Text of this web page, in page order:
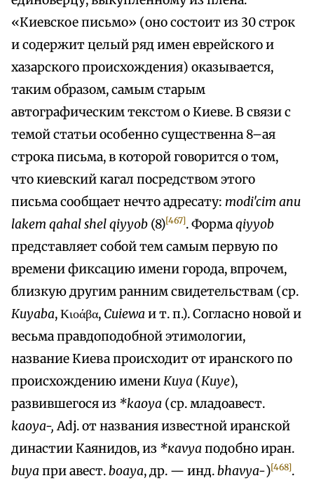
«Киевское письмо» (оно состоит из 30 строк
и содержит целый ряд имен еврейского и
хазарского происхождения) оказывается,
таким образом, самым старым
автографическим текстом о Киеве. В связи с
темой статьи особенно существенна 8–ая
строка письма, в которой говорится о том,
что киевский кагал посредством этого
письма сообщает нечто адресату: modi'cim aпu
lakem qahal shel qіууob (8)[467]. Формаqiyyob
представляет собой тем самым первую по
времени фиксацию имени города, впрочем,
близкую другим ранним свидетельствам (ср.
Кuуabа, Κιοάβα, Cuiewaи т. п.). Согласно новой и
весьма правдоподобной этимологии,
название Киева происходит от иранского по
происхождению имениКuуа (Кuуе),
развившегося из *kaoya (ср. младоавест.
kaoya-,Adj. от названия известной иранской
династии Каянидов, из *каvуаподобно иран.
buуапри авест.bоауа, др. — инд.bhavya-)[468].